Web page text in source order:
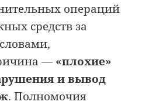
операций
средств за
— «плохие»
и вывод
. Полномочия